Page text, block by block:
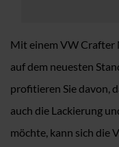
Mit einem VW Crafter
auf dem neuesten
profitieren Sie davon,
auch die Lackierung
möchte, kann sich die